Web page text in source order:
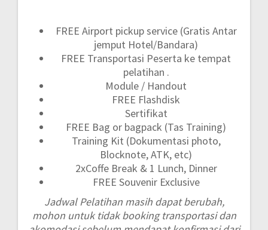
FREE Airport pickup service (Gratis Antar
jemput Hotel/Bandara)
FREE Transportasi Peserta ke tempat
pelatihan .
Module / Handout
FREE Flashdisk
Sertifikat
FREE Bag or bagpack (Tas Training)
Training Kit (Dokumentasi photo,
Blocknote, ATK, etc)
2xCoffe Break & 1 Lunch, Dinner
FREE Souvenir Exclusive
Jadwal Pelatihan masih dapat berubah,
mohon untuk tidak booking transportasi dan